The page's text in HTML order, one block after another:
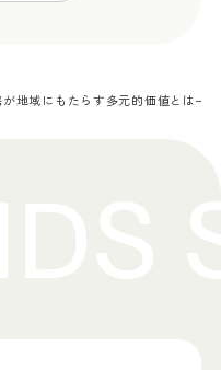
が地域にもたらす多元的価値とは